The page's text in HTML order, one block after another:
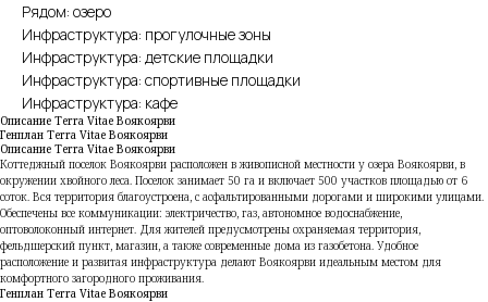
Рядом: озеро
Инфраструктура: прогулочные зоны
Инфраструктура: детские площадки
Инфраструктура: спортивные площадки
Инфраструктура: кафе
Описание Terra Vitae Воякоярви
Генплан Terra Vitae Воякоярви
Описание Terra Vitae Воякоярви
Коттеджный поселок Воякоярви расположен в живописной местности у озера Воякоярви, в
окружении хвойного леса. Поселок занимает 50 га и включает 500 участков площадью от 6
соток. Вся территория благоустроена, с асфальтированными дорогами и широкими улицами.
Обеспечены все коммуникации: электричество, газ, автономное водоснабжение,
оптоволоконный интернет. Для жителей предусмотрены охраняемая территория,
фельдшерский пункт, магазин, а также современные дома из газобетона. Удобное
расположение и развитая инфраструктура делают Воякоярви идеальным местом для
комфортного загородного проживания.
Генплан Terra Vitae Воякоярви